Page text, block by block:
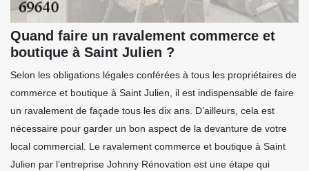
Quand faire un ravalement commerce et
boutique à Saint Julien ?
Selon les obligations légales conférées à tous les propriétaires de
commerce et boutique à Saint Julien, il est indispensable de faire
un ravalement de façade tous les dix ans. D’ailleurs, cela est
nécessaire pour garder un bon aspect de la devanture de votre
local commercial. Le ravalement commerce et boutique à Saint
Julien par l’entreprise Johnny Rénovation est une étape qui